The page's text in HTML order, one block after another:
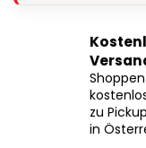
zu
in